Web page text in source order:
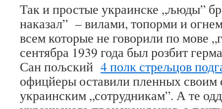
Так и простые украинске „љюды”
наказал” – вилами, топорми и
всем которые не говорили по мове
сентябра 1939 года был розбит
Сан пољский 4 полк стрељцов
офицйеры оставили пленных своим
украинским „сотрудникам”. А те